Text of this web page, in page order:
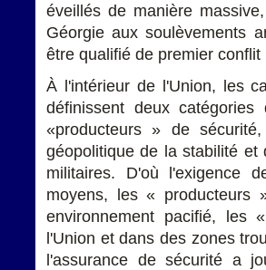
éveillés de manière
Géorgie aux soulèvements
être qualifié de premier
À l'intérieur de l'Union, les
définissent deux
«producteurs » de
géopolitique de la stabilité
militaires. D'où l'exigence
moyens, les « producteurs
environnement pacifié, les
l'Union et dans des zones
l'assurance de sécurité a